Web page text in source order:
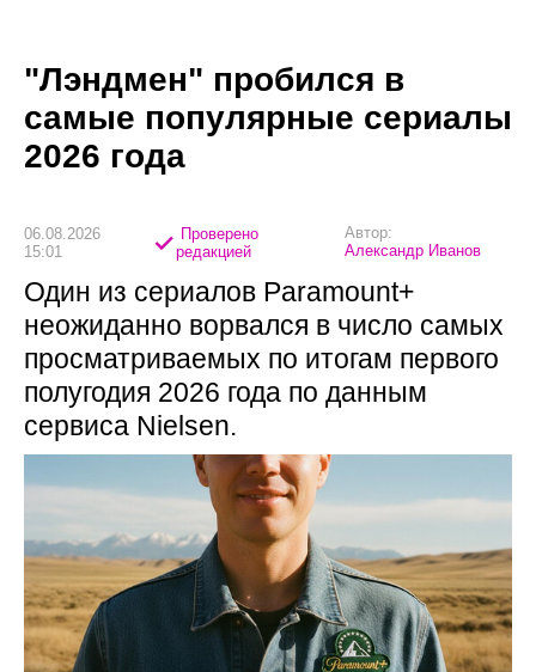
"Лэндмен" пробился в
самые популярные сериалы
2026 года
06.08.2026
15:01
Проверено
редакцией
Автор:
Александр Иванов
Один из сериалов Paramount+
неожиданно ворвался в число самых
просматриваемых по итогам первого
полугодия 2026 года по данным
сервиса Nielsen.